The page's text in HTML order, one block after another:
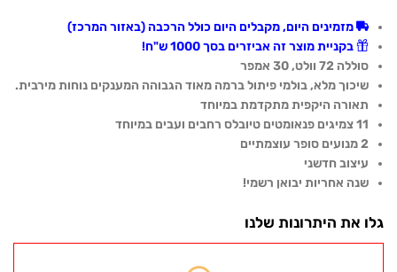
מזמינים היום, מקבלים היום כולל הרכבה (באזור המרכז)
בקניית מוצר זה אביזרים בסך 1000 ש"ח!
סוללה 72 וולט, 30 אמפר
שיכוך מלא, בולמי פיתול ברמה מאוד הגבוהה המענקים נוחות מירבית.
תאורה היקפית מתקדמת במיוחד
11 צמיגים פנאומטים טיובלס רחבים ועבים במיוחד
2 מנועים סופר עוצמתיים
עיצוב חדשני
שנה אחריות יבואן רשמי!
גלו את היתרונות שלנו